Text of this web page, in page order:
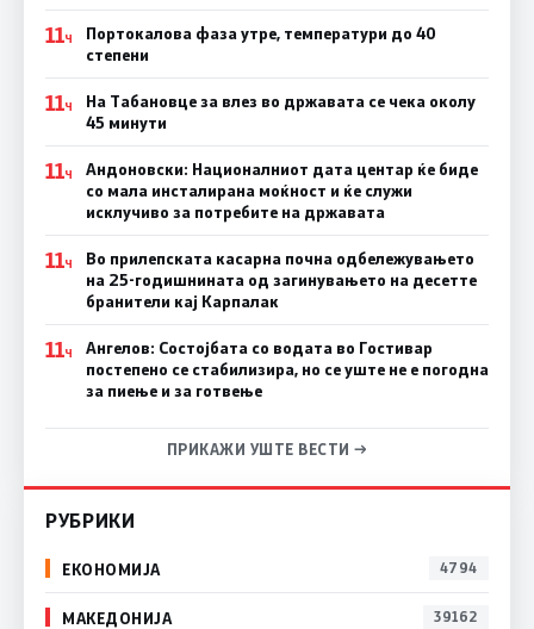
11Ч
Портокалова фаза утре, температури до 40
степени
11Ч
На Табановце за влез во државата се чека околу
45 минути
11Ч
Андоновски: Националниот дата центар ќе биде
со мала инсталирана моќност и ќе служи
исклучиво за потребите на државата
11Ч
Во прилепската касарна почна одбележувањето
на 25-годишнината од загинувањето на десетте
бранители кај Карпалак
11Ч
Ангелов: Состојбата со водата во Гостивар
постепено се стабилизира, но се уште не е погодна
за пиење и за готвење
ПРИКАЖИ УШТЕ ВЕСТИ →
РУБРИКИ
ЕКОНОМИЈА 4794
МАКЕДОНИЈА 39162